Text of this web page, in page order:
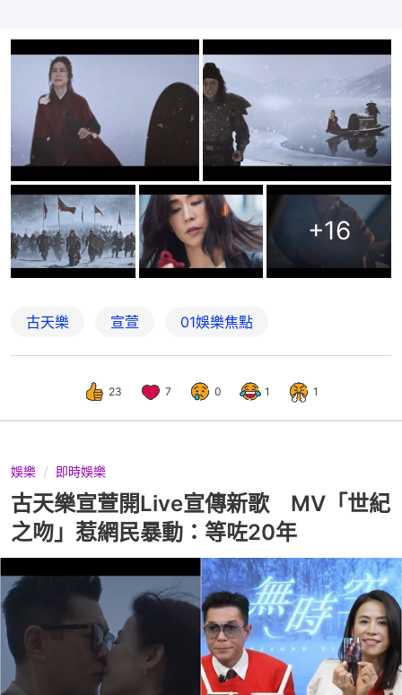
+16
古天樂 宣萱 01娛樂焦點
23 7 0 1 1
娛樂 即時娛樂
古天樂宣萱開Live宣傳新歌 MV「世紀
之吻」惹網民暴動：等咗20年